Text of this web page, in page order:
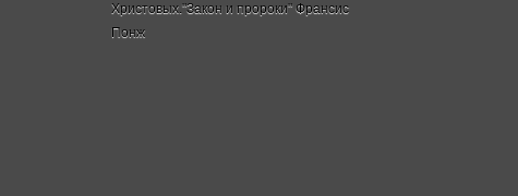
Христовых."Закон и пророки" Франсис
Понж